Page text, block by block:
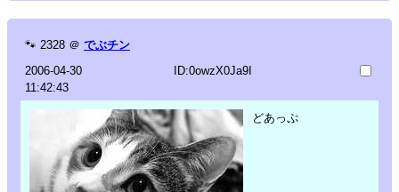
🐾 2328 ＠ でぶチン
2006-04-30
11:42:43
ID:0owzX0Ja9I
どあっぷ